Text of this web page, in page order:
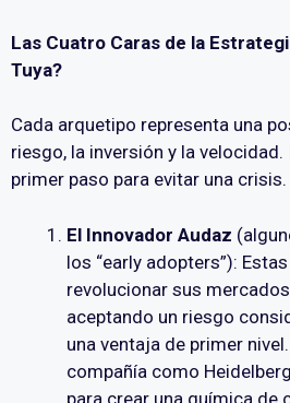
Las Cuatro Caras de la
Tuya?
Cada arquetipo representa una
riesgo, la inversión y la
primer paso para evitar una crisis.
El Innovador Audaz
los “early adopters”):
revolucionar sus
aceptando un riesgo
una ventaja de primer
compañía como
para crear una química de